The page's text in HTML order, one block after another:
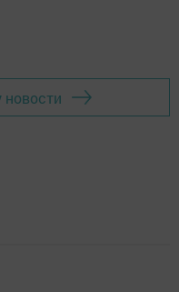
новости